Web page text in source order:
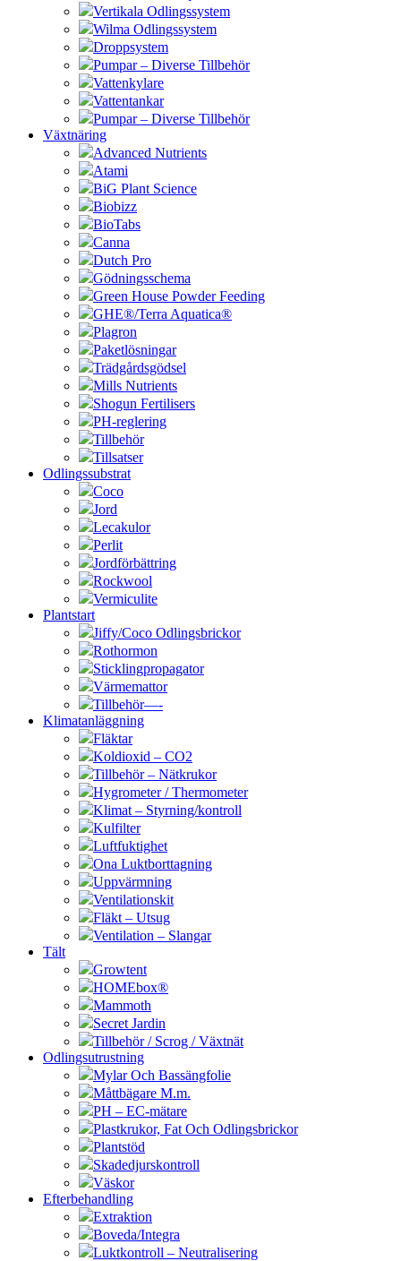
Vertikala Odlingssystem
Wilma Odlingssystem
Droppsystem
Pumpar – Diverse Tillbehör
Vattenkylare
Vattentankar
Pumpar – Diverse Tillbehör
Växtnäring
Advanced Nutrients
Atami
BiG Plant Science
Biobizz
BioTabs
Canna
Dutch Pro
Gödningsschema
Green House Powder Feeding
GHE®/Terra Aquatica®
Plagron
Paketlösningar
Trädgårdsgödsel
Mills Nutrients
Shogun Fertilisers
PH-reglering
Tillbehör
Tillsatser
Odlingssubstrat
Coco
Jord
Lecakulor
Perlit
Jordförbättring
Rockwool
Vermiculite
Plantstart
Jiffy/Coco Odlingsbrickor
Rothormon
Sticklingpropagator
Värmemattor
Tillbehör—-
Klimatanläggning
Fläktar
Koldioxid – CO2
Tillbehör – Nätkrukor
Hygrometer / Thermometer
Klimat – Styrning/kontroll
Kulfilter
Luftfuktighet
Ona Luktborttagning
Uppvärmning
Ventilationskit
Fläkt – Utsug
Ventilation – Slangar
Tält
Growtent
HOMEbox®
Mammoth
Secret Jardin
Tillbehör / Scrog / Växtnät
Odlingsutrustning
Mylar Och Bassängfolie
Måttbägare M.m.
PH – EC-mätare
Plastkrukor, Fat Och Odlingsbrickor
Plantstöd
Skadedjurskontroll
Väskor
Efterbehandling
Extraktion
Boveda/Integra
Luktkontroll – Neutralisering